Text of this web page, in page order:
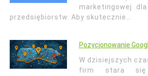
marketingowej
przedsiębiorstw. Aby skutecznie…
Pozycjonowanie
W dzisiejszych
firm stara